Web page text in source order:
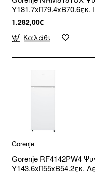
Υ181.7xΠ79.4xΒ70.6εκ.
1.282,00€
Καλάθι
Gorenje
Gorenje RF4142PW4
Υ143.6xΠ55xΒ54.2εκ.